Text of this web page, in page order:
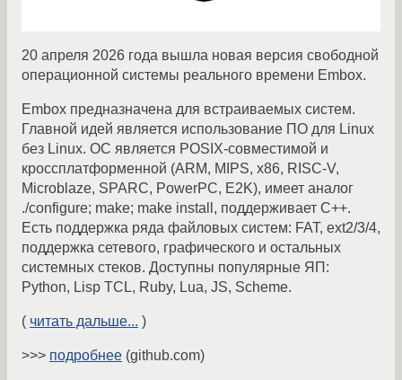
20 апреля 2026 года вышла новая версия свободной
операционной системы реального времени Embox.
Embox предназначена для встраиваемых систем.
Главной идей является использование ПО для Linux
без Linux. ОС является POSIX-совместимой и
кроссплатформенной (ARM, MIPS, x86, RISC-V,
Microblaze, SPARC, PowerPC, E2K), имеет аналог
./configure; make; make install, поддерживает C++.
Есть поддержка ряда файловых систем: FAT, ext2/3/4,
поддержка сетевого, графического и остальных
системных стеков. Доступны популярные ЯП:
Python, Lisp TCL, Ruby, Lua, JS, Scheme.
( читать дальше... )
>>> подробнее (github.com)